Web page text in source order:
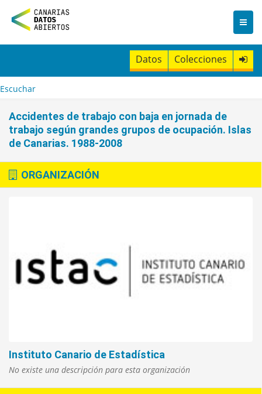
n
t
Datos Colecciones
Escuchar
Accidentes de trabajo con baja en jornada de
trabajo según grandes grupos de ocupación. Islas
de Canarias. 1988-2008
ORGANIZACIÓN
Instituto Canario de Estadística
No existe una descripción para esta organización